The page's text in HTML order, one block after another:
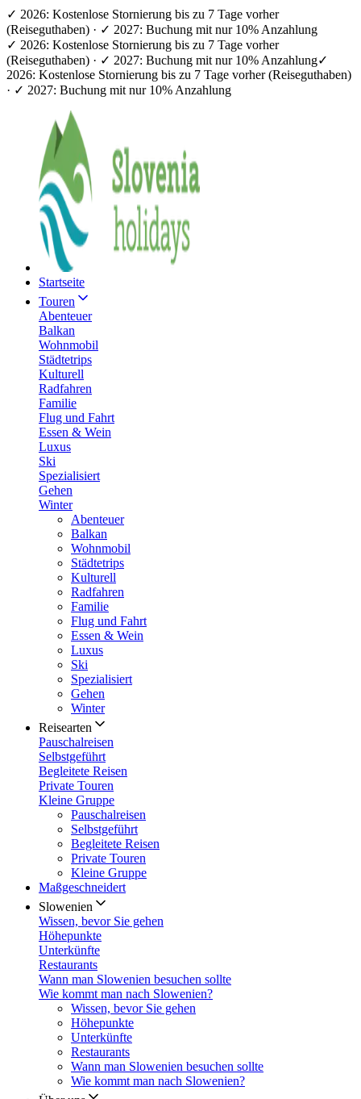
✓ 2026: Kostenlose Stornierung bis zu 7 Tage vorher
(Reiseguthaben) · ✓ 2027: Buchung mit nur 10% Anzahlung
✓ 2026: Kostenlose Stornierung bis zu 7 Tage vorher
(Reiseguthaben) · ✓ 2027: Buchung mit nur 10% Anzahlung✓
2026: Kostenlose Stornierung bis zu 7 Tage vorher (Reiseguthaben)
· ✓ 2027: Buchung mit nur 10% Anzahlung
Startseite
Touren
Abenteuer
Balkan
Wohnmobil
Städtetrips
Kulturell
Radfahren
Familie
Flug und Fahrt
Essen & Wein
Luxus
Ski
Spezialisiert
Gehen
Winter
Abenteuer
Balkan
Wohnmobil
Städtetrips
Kulturell
Radfahren
Familie
Flug und Fahrt
Essen & Wein
Luxus
Ski
Spezialisiert
Gehen
Winter
Reisearten
Pauschalreisen
Selbstgeführt
Begleitete Reisen
Private Touren
Kleine Gruppe
Pauschalreisen
Selbstgeführt
Begleitete Reisen
Private Touren
Kleine Gruppe
Maßgeschneidert
Slowenien
Wissen, bevor Sie gehen
Höhepunkte
Unterkünfte
Restaurants
Wann man Slowenien besuchen sollte
Wie kommt man nach Slowenien?
Wissen, bevor Sie gehen
Höhepunkte
Unterkünfte
Restaurants
Wann man Slowenien besuchen sollte
Wie kommt man nach Slowenien?